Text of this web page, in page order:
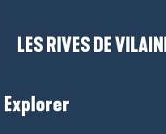
LES RIVES DE
Explorer